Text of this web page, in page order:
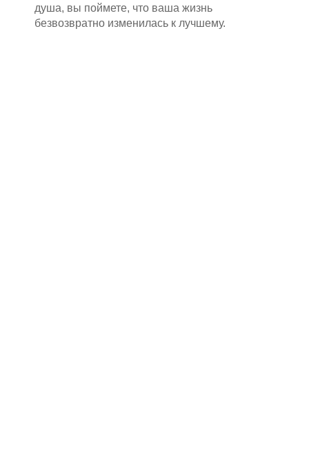
душа, вы поймете, что ваша жизнь
безвозвратно изменилась к лучшему.